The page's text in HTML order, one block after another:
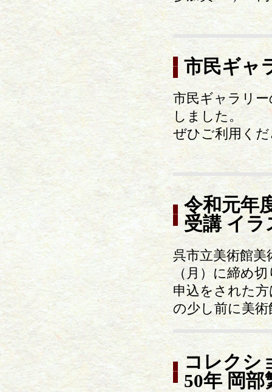
市民ギャ
市民ギャラリ
しました。
ぜひご利用く
令和元年
受講 イラ
呉市立美術館美
（月）に締め
申込をされた
の少し前に美
コレクシ
50年 岡